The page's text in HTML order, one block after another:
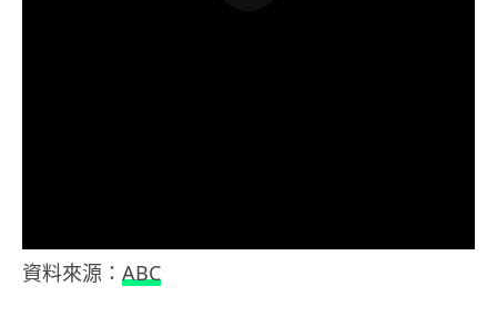
資料來源： ABC